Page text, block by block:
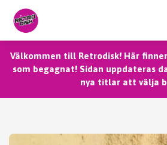
Välkommen till Retrodisk! Här
som begagnat! Sidan uppdateras
nya titlar att välja